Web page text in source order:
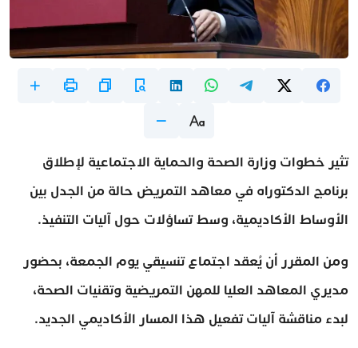
تثير خطوات وزارة الصحة والحماية الاجتماعية لإطلاق
برنامج الدكتوراه في معاهد التمريض حالة من الجدل بين
الأوساط الأكاديمية، وسط تساؤلات حول آليات التنفيذ.
ومن المقرر أن يُعقد اجتماع تنسيقي يوم الجمعة، بحضور
مديري المعاهد العليا للمهن التمريضية وتقنيات الصحة،
لبدء مناقشة آليات تفعيل هذا المسار الأكاديمي الجديد.